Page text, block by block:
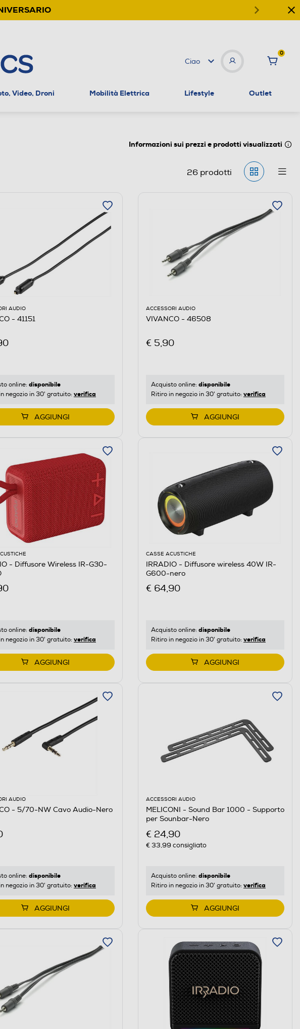
Ciao
0
Video, Droni Mobilità Elettrica Lifestyle Outlet
Informazioni sui prezzi e prodotti visualizzati
26prodotti
AUDIO
- 41151
online: disponibile
negozio in 30' gratuito: verifica
AGGIUNGI
ACCESSORI AUDIO
VIVANCO - 46508
€ 5,90
Acquisto online: disponibile
Ritiro in negozio in 30' gratuito: verifica
AGGIUNGI
- Diffusore Wireless IR-G30-
online: disponibile
negozio in 30' gratuito: verifica
AGGIUNGI
CASSE ACUSTICHE
IRRADIO - Diffusore wireless 40W IR-
G600-nero
€ 64,90
Acquisto online: disponibile
Ritiro in negozio in 30' gratuito: verifica
AGGIUNGI
AUDIO
- 5/70-NW Cavo Audio-Nero
online: disponibile
negozio in 30' gratuito: verifica
AGGIUNGI
ACCESSORI AUDIO
MELICONI - Sound Bar 1000 - Supporto
per Sounbar-Nero
€ 24,90
€ 33,99 consigliato
Acquisto online: disponibile
Ritiro in negozio in 30' gratuito: verifica
AGGIUNGI